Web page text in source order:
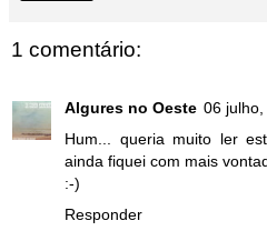
1 comentário:
Algures no Oeste 06
Hum... queria muito ler
ainda fiquei com mais
:-)
Responder